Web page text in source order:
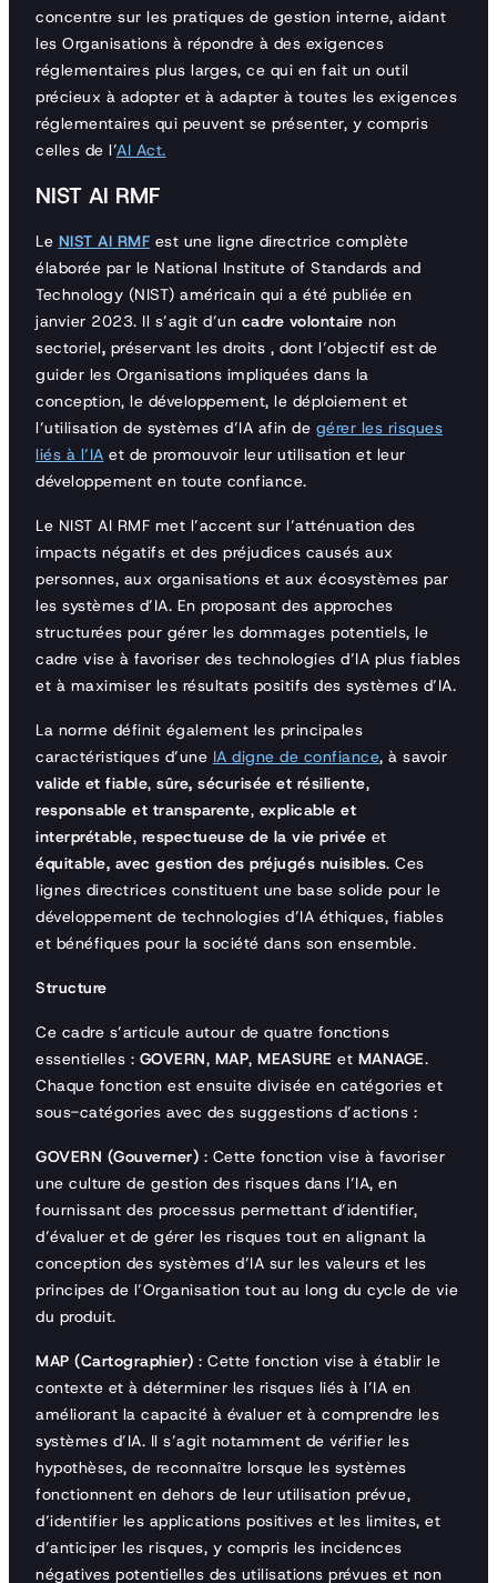
concentre sur les pratiques de gestion interne, aidant
les Organisations à répondre à des exigences
réglementaires plus larges, ce qui en fait un outil
précieux à adopter et à adapter à toutes les exigences
réglementaires qui peuvent se présenter, y compris
celles de l’AI Act.
NIST AI RMF
Le NIST AI RMF est une ligne directrice complète
élaborée par le National Institute of Standards and
Technology (NIST) américain qui a été publiée en
janvier 2023. Il s’agit d’un cadre volontaire non
sectoriel, préservant les droits , dont l’objectif est de
guider les Organisations impliquées dans la
conception, le développement, le déploiement et
l’utilisation de systèmes d’IA afin de gérer les risques
liés à l’IA et de promouvoir leur utilisation et leur
développement en toute confiance.
Le NIST AI RMF met l’accent sur l’atténuation des
impacts négatifs et des préjudices causés aux
personnes, aux organisations et aux écosystèmes par
les systèmes d’IA. En proposant des approches
structurées pour gérer les dommages potentiels, le
cadre vise à favoriser des technologies d’IA plus fiables
et à maximiser les résultats positifs des systèmes d’IA.
La norme définit également les principales
caractéristiques d’une IA digne de confiance, à savoir
valide et fiable, sûre, sécurisée et résiliente,
responsable et transparente, explicable et
interprétable, respectueuse de la vie privée et
équitable, avec gestion des préjugés nuisibles. Ces
lignes directrices constituent une base solide pour le
développement de technologies d’IA éthiques, fiables
et bénéfiques pour la société dans son ensemble.
Structure
Ce cadre s’articule autour de quatre fonctions
essentielles : GOVERN, MAP, MEASURE et MANAGE.
Chaque fonction est ensuite divisée en catégories et
sous-catégories avec des suggestions d’actions :
GOVERN (Gouverner) : Cette fonction vise à favoriser
une culture de gestion des risques dans l’IA, en
fournissant des processus permettant d’identifier,
d’évaluer et de gérer les risques tout en alignant la
conception des systèmes d’IA sur les valeurs et les
principes de l’Organisation tout au long du cycle de vie
du produit.
MAP (Cartographier) : Cette fonction vise à établir le
contexte et à déterminer les risques liés à l’IA en
améliorant la capacité à évaluer et à comprendre les
systèmes d’IA. Il s’agit notamment de vérifier les
hypothèses, de reconnaître lorsque les systèmes
fonctionnent en dehors de leur utilisation prévue,
d’identifier les applications positives et les limites, et
d’anticiper les risques, y compris les incidences
négatives potentielles des utilisations prévues et non